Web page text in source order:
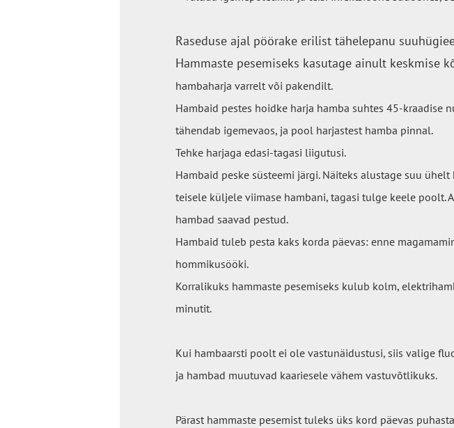
Raseduse ajal pöörake erilist tähelepanu
Hammaste pesemiseks kasutage ainult keskmise
hambaharja varrelt või pakendilt.
Hambaid pestes hoidke harja hamba suhtes 45-kraadise
tähendab igemevaos, ja pool harjastest hamba pinnal.
Tehke harjaga edasi-tagasi liigutusi.
Hambaid peske süsteemi järgi. Näiteks alustage suu
teisele küljele viimase hambani, tagasi tulge keele
hambad saavad pestud.
Hambaid tuleb pesta kaks korda päevas: enne
hommikusööki.
Korralikuks hammaste pesemiseks kulub kolm,
minutit.
Kui hambaarsti poolt ei ole vastunäidustusi, siis valige
ja hambad muutuvad kaariesele vähem vastuvõtlikuks.
Pärast hammaste pesemist tuleks üks kord päevas